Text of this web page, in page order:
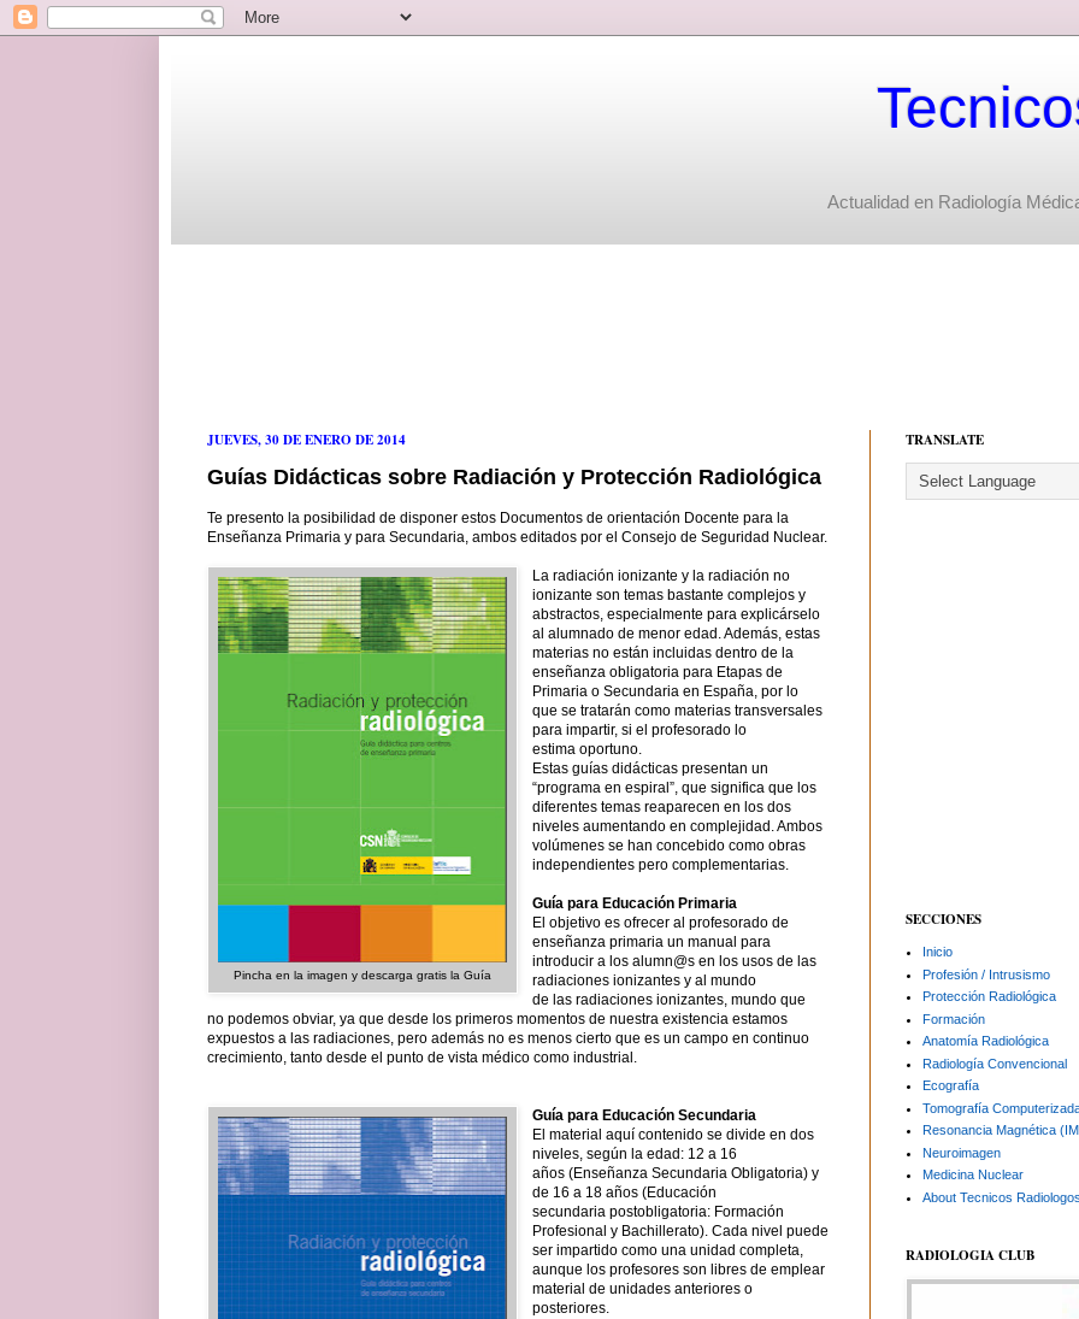
Actualidad en Radiología
JUEVES, 30 DE ENERO DE 2014
Guías Didácticas sobre Radiación y Protección Radiológica
Te presento la posibilidad de disponer estos Documentos de orientación Docente para la
Enseñanza Primaria y para Secundaria, ambos editados por el Consejo de Seguridad Nuclear.
Pincha en la imagen y descarga gratis la Guía
La radiación ionizante y la radiación no
ionizante son temas bastante complejos y
abstractos, especialmente para explicárselo
al alumnado de menor edad. Además, estas
materias no están incluidas dentro de la
enseñanza obligatoria para Etapas de
Primaria o Secundaria en España, por lo
que se tratarán como materias transversales
para impartir, si el profesorado lo
estima oportuno.
Estas guías didácticas presentan un
“programa en espiral”, que significa que los
diferentes temas reaparecen en los dos
niveles aumentando en complejidad. Ambos
volúmenes se han concebido como obras
independientes pero complementarias.
Guía para Educación Primaria
El objetivo es ofrecer al profesorado de
enseñanza primaria un manual para
introducir a los alumn@s en los usos de las
radiaciones ionizantes y al mundo
de las radiaciones ionizantes, mundo que
no podemos obviar, ya que desde los primeros momentos de nuestra existencia estamos
expuestos a las radiaciones, pero además no es menos cierto que es un campo en continuo
crecimiento, tanto desde el punto de vista médico como industrial.
Guía para Educación Secundaria
El material aquí contenido se divide en dos
niveles, según la edad: 12 a 16
años (Enseñanza Secundaria Obligatoria) y
de 16 a 18 años (Educación
secundaria postobligatoria: Formación
Profesional y Bachillerato). Cada nivel puede
ser impartido como una unidad completa,
aunque los profesores son libres de emplear
material de unidades anteriores o
posteriores.
TRANSLATE
SECCIONES
Inicio
Profesión / Intrusismo
Protección Radiológica
Formación
Anatomía Radiológica
Radiología Convencional
Ecografía
Tomografía
Resonancia Magnética
Neuroimagen
Medicina Nuclear
About Tecnicos
RADIOLOGIA CLUB